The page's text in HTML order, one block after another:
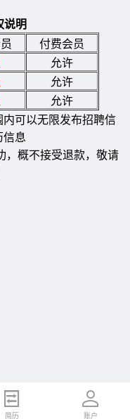
说明
付费会员
允许
允许
允许
可以无限发布招聘信
信息
，概不接受退款，敬请
简历 账户